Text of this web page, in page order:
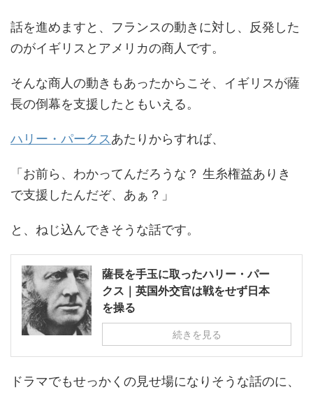
話を進めますと、フランスの動きに対し、反発した
のがイギリスとアメリカの商人です。
そんな商人の動きもあったからこそ、イギリスが薩
長の倒幕を支援したともいえる。
ハリー・パークスあたりからすれば、
「お前ら、わかってんだろうな？ 生糸権益ありき
で支援したんだぞ、あぁ？」
と、ねじ込んできそうな話です。
薩長を手玉に取ったハリー・パー
クス｜英国外交官は戦をせず日本
を操る
続きを見る
ドラマでもせっかくの見せ場になりそうな話のに、